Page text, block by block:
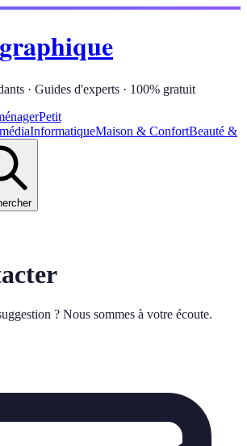
· Guides d'experts · 100% gratuit
Petit
InformatiqueMaison & ConfortBeauté &
? Nous sommes à votre écoute.